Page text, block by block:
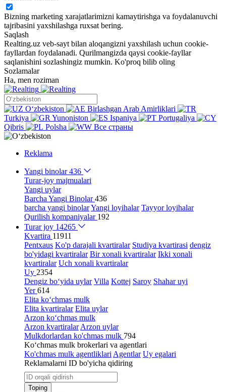
Bizning marketing xarajatlarimizni kamaytirishga va foydalanuvchi
tajribasini yaxshilashga ruxsat bering.
Saqlash
Realting.uz veb-sayt bilan aloqangizni yaxshilash uchun cookie-
fayllardan foydalanadi. Qurilmangizda qaysi cookie-fayllar
saqlanishini sozlashingiz mumkin. Ko'proq bilib oling
Sozlamalar
Ha, men roziman
Oʻzbekiston
Birlashgan Arab Amirliklari
Turkiya
Yunoniston Ispaniya
Portugaliya
Qibris
Polsha Все страны
Reklama
Yangi binolar436
Turar-joy majmualari
Yangi uylar
Barcha Yangi Binolar436
barcha yangi binolarYangi loyihalar Tayyor loyihalar
Qurilish kompaniyalar 192
Turar joy 14265
Kvartira 11911
Pentxaus Ko'p darajali kvartiralar Studiya kvartirasi dengiz
bo'yidagi kvartiralar Bir xonali kvartiralar Ikki xonali
kvartiralar Uch xonali kvartiralar
Uy 2354
Dengiz bo‘yida uylar Villa Kottej Saroy Shahar uyi
Yer614
Elita ko‘chmas mulk
Elita kvartiralar Elita uylar
Arzon ko‘chmas mulk
Arzon kvartiralar Arzon uylar
Mulkdorlardan ko'chmas mulk 794
Ko‘chmas mulk brokerlari va agentlari
Ko'chmas mulk agentliklari Agentlar Uy egalari
Reklamalarni ID bo'yicha qidiring
Toping